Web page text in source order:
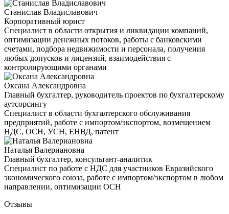
Станислав Владиславович
Корпоративный юрист
Специалист в области открытия и ликвидации компаний,
оптимизации денежных потоков, работы с банковскими
счетами, подбора недвижимости и персонала, получения
любых допусков и лицензий, взаимодействия с
контролирующими органами
Оксана Александровна
Главный бухгалтер, руководитель проектов по бухгалтерскому
аутсорсингу
Специалист в области бухгалтерского обслуживания
предприятий, работе с импортом/экспортом, возмещением
НДС, ОСН, УСН, ЕНВД, патент
Наталья Валериановна
Главный бухгалтер, консультант-аналитик
Специалист по работе с НДС для участников Евразийского
экономического союза, работе с импортом/экспортом в любом
направлении, оптимизации ОСН
Отзывы